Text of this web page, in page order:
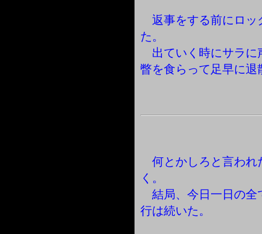
返事をする前にロッ
た。
出ていく時にサラに
瞥を食らって足早に退
何とかしろと言われ
く。
結局、今日一日の全
行は続いた。